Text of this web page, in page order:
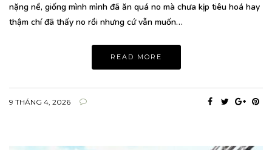
nặng nề, giống mình mình đã ăn quá no mà chưa kịp tiêu hoá hay
thậm chí đã thấy no rồi nhưng cứ vẫn muốn…
READ MORE
9 THÁNG 4, 2026